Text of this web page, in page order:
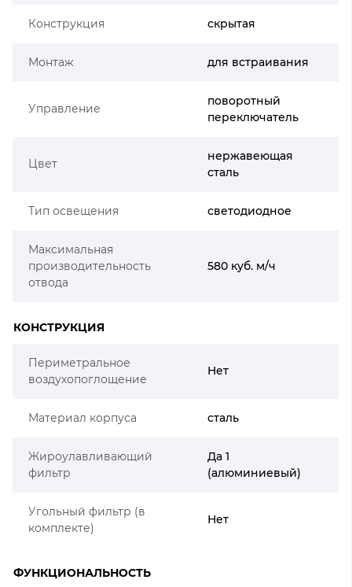
Конструкция скрытая
Монтаж для встраивания
Управление
поворотный
переключатель
Цвет
нержавеющая
сталь
Тип освещения светодиодное
Максимальная
производительность
отвода
580 куб. м/ч
КОНСТРУКЦИЯ
Периметральное
воздухопоглощение
Нет
Материал корпуса сталь
Жироулавливающий
фильтр
Да 1
(алюминиевый)
Угольный фильтр (в
комплекте)
Нет
ФУНКЦИОНАЛЬНОСТЬ